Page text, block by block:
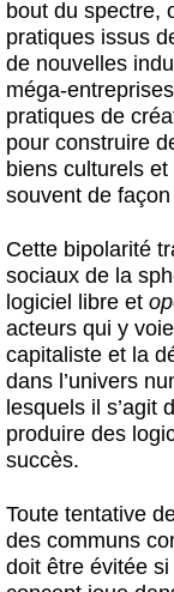
bout du spectre,
pratiques issus
de nouvelles
méga-
pratiques de
pour construire
biens culturels
souvent de
Cette bipolarité
sociaux de la
logiciel libre et
acteurs qui y
capitaliste et la
dans l’univers
lesquels il s’agit
produire des
succès.
Toute tentative
des communs
doit être évitée